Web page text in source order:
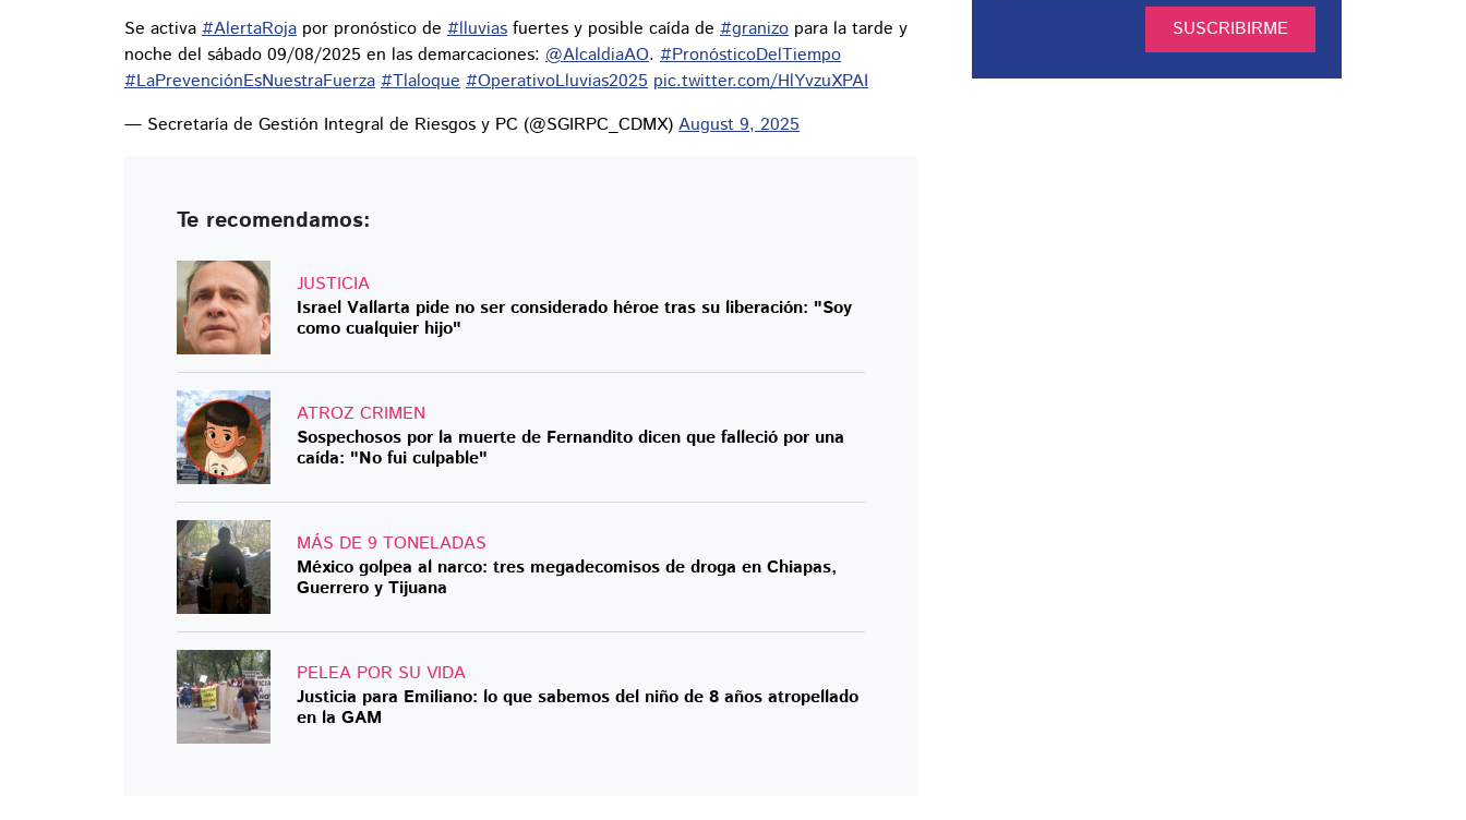
Se activa #AlertaRoja por pronóstico de #lluvias fuertes y posible caída de #granizo para la tarde y
noche del sábado 09/08/2025 en las demarcaciones: @AlcaldiaAO. #PronósticoDelTiempo
#LaPrevenciónEsNuestraFuerza #Tlaloque #OperativoLluvias2025 pic.twitter.com/HlYvzuXPAI
— Secretaría de Gestión Integral de Riesgos y PC (@SGIRPC_CDMX) August 9, 2025
Te recomendamos:
JUSTICIA
Israel Vallarta pide no ser considerado héroe tras su liberación: "Soy
como cualquier hijo"
ATROZ CRIMEN
Sospechosos por la muerte de Fernandito dicen que falleció por una
caída: "No fui culpable"
MÁS DE 9 TONELADAS
México golpea al narco: tres megadecomisos de droga en Chiapas,
Guerrero y Tijuana
PELEA POR SU VIDA
Justicia para Emiliano: lo que sabemos del niño de 8 años atropellado
en la GAM
SUSCRIBIRME